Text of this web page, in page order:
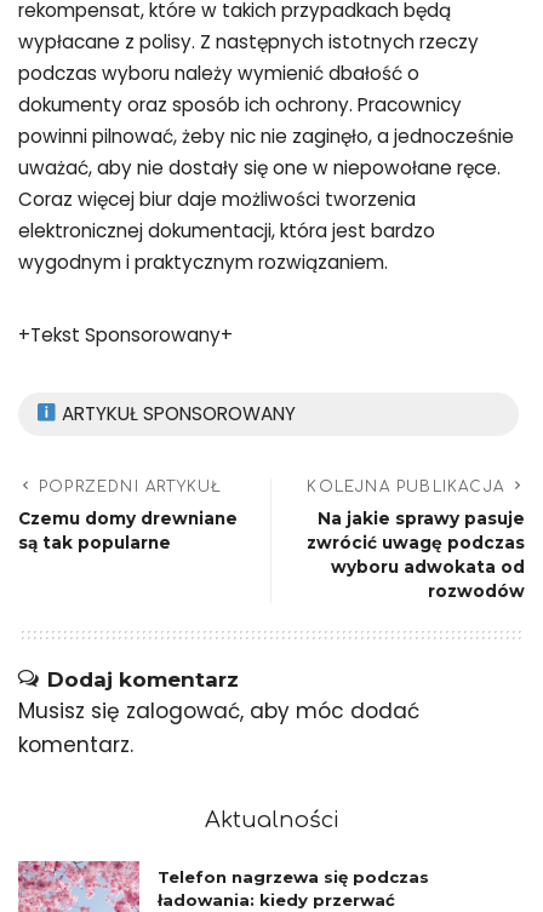
rekompensat, które w takich przypadkach będą
wypłacane z polisy. Z następnych istotnych rzeczy
podczas wyboru należy wymienić dbałość o
dokumenty oraz sposób ich ochrony. Pracownicy
powinni pilnować, żeby nic nie zaginęło, a jednocześnie
uważać, aby nie dostały się one w niepowołane ręce.
Coraz więcej biur daje możliwości tworzenia
elektronicznej dokumentacji, która jest bardzo
wygodnym i praktycznym rozwiązaniem.
+Tekst Sponsorowany+
ARTYKUŁ SPONSOROWANY
POPRZEDNI ARTYKUŁ
Czemu domy drewniane
są tak popularne
KOLEJNA PUBLIKACJA
Na jakie sprawy pasuje
zwrócić uwagę podczas
wyboru adwokata od
rozwodów
Dodaj komentarz
Musisz się zalogować, aby móc dodać
komentarz.
Aktualności
Telefon nagrzewa się podczas
ładowania: kiedy przerwać